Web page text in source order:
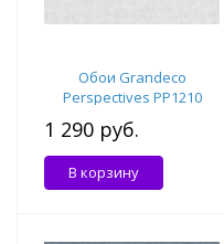
Обои Grandeco
Perspectives PP1210
1 290 руб.
В корзину